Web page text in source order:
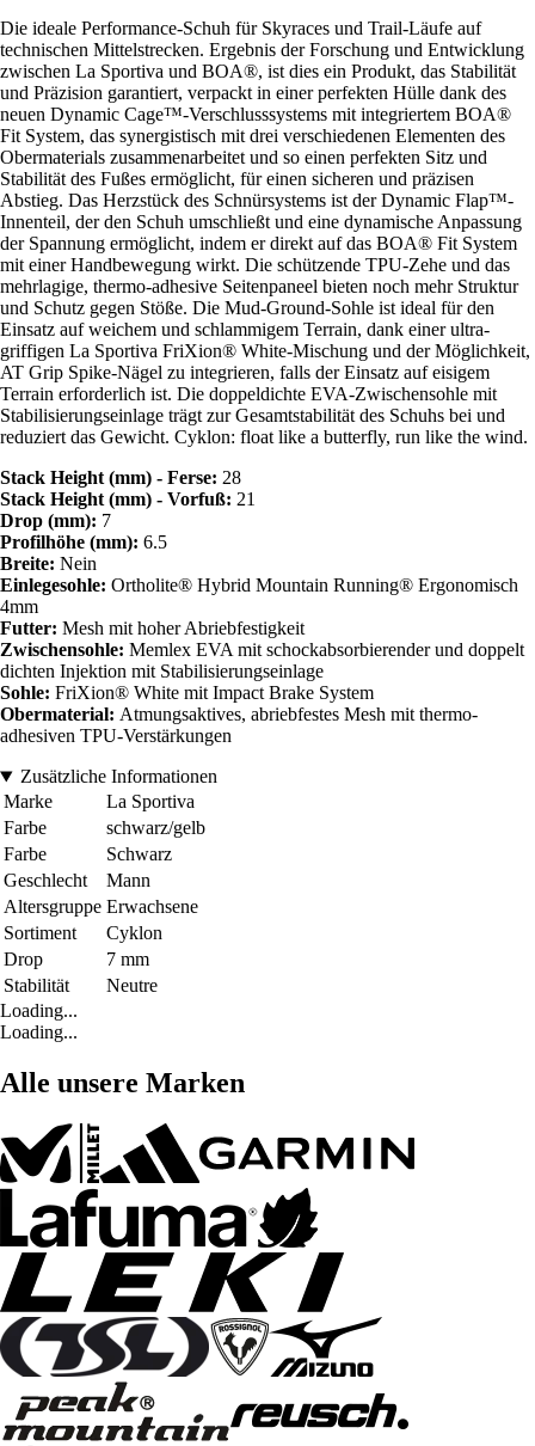
Die ideale Performance-Schuh für Skyraces und Trail-Läufe auf
technischen Mittelstrecken. Ergebnis der Forschung und Entwicklung
zwischen La Sportiva und BOA®, ist dies ein Produkt, das Stabilität
und Präzision garantiert, verpackt in einer perfekten Hülle dank des
neuen Dynamic Cage™-Verschlusssystems mit integriertem BOA®
Fit System, das synergistisch mit drei verschiedenen Elementen des
Obermaterials zusammenarbeitet und so einen perfekten Sitz und
Stabilität des Fußes ermöglicht, für einen sicheren und präzisen
Abstieg. Das Herzstück des Schnürsystems ist der Dynamic Flap™-
Innenteil, der den Schuh umschließt und eine dynamische Anpassung
der Spannung ermöglicht, indem er direkt auf das BOA® Fit System
mit einer Handbewegung wirkt. Die schützende TPU-Zehe und das
mehrlagige, thermo-adhesive Seitenpaneel bieten noch mehr Struktur
und Schutz gegen Stöße. Die Mud-Ground-Sohle ist ideal für den
Einsatz auf weichem und schlammigem Terrain, dank einer ultra-
griffigen La Sportiva FriXion® White-Mischung und der Möglichkeit,
AT Grip Spike-Nägel zu integrieren, falls der Einsatz auf eisigem
Terrain erforderlich ist. Die doppeldichte EVA-Zwischensohle mit
Stabilisierungseinlage trägt zur Gesamtstabilität des Schuhs bei und
reduziert das Gewicht. Cyklon: float like a butterfly, run like the wind.
Stack Height (mm) - Ferse: 28
Stack Height (mm) - Vorfuß: 21
Drop (mm): 7
Profilhöhe (mm): 6.5
Breite: Nein
Einlegesohle: Ortholite® Hybrid Mountain Running® Ergonomisch
4mm
Futter: Mesh mit hoher Abriebfestigkeit
Zwischensohle: Memlex EVA mit schockabsorbierender und doppelt
dichten Injektion mit Stabilisierungseinlage
Sohle: FriXion® White mit Impact Brake System
Obermaterial: Atmungsaktives, abriebfestes Mesh mit thermo-
adhesiven TPU-Verstärkungen
Zusätzliche Informationen
Marke
La Sportiva
Farbe
schwarz/gelb
Farbe
Schwarz
Geschlecht
Mann
Altersgruppe Erwachsene
Sortiment
Cyklon
Drop
7 mm
Stabilität
Neutre
Loading...
Loading...
Alle unsere Marken